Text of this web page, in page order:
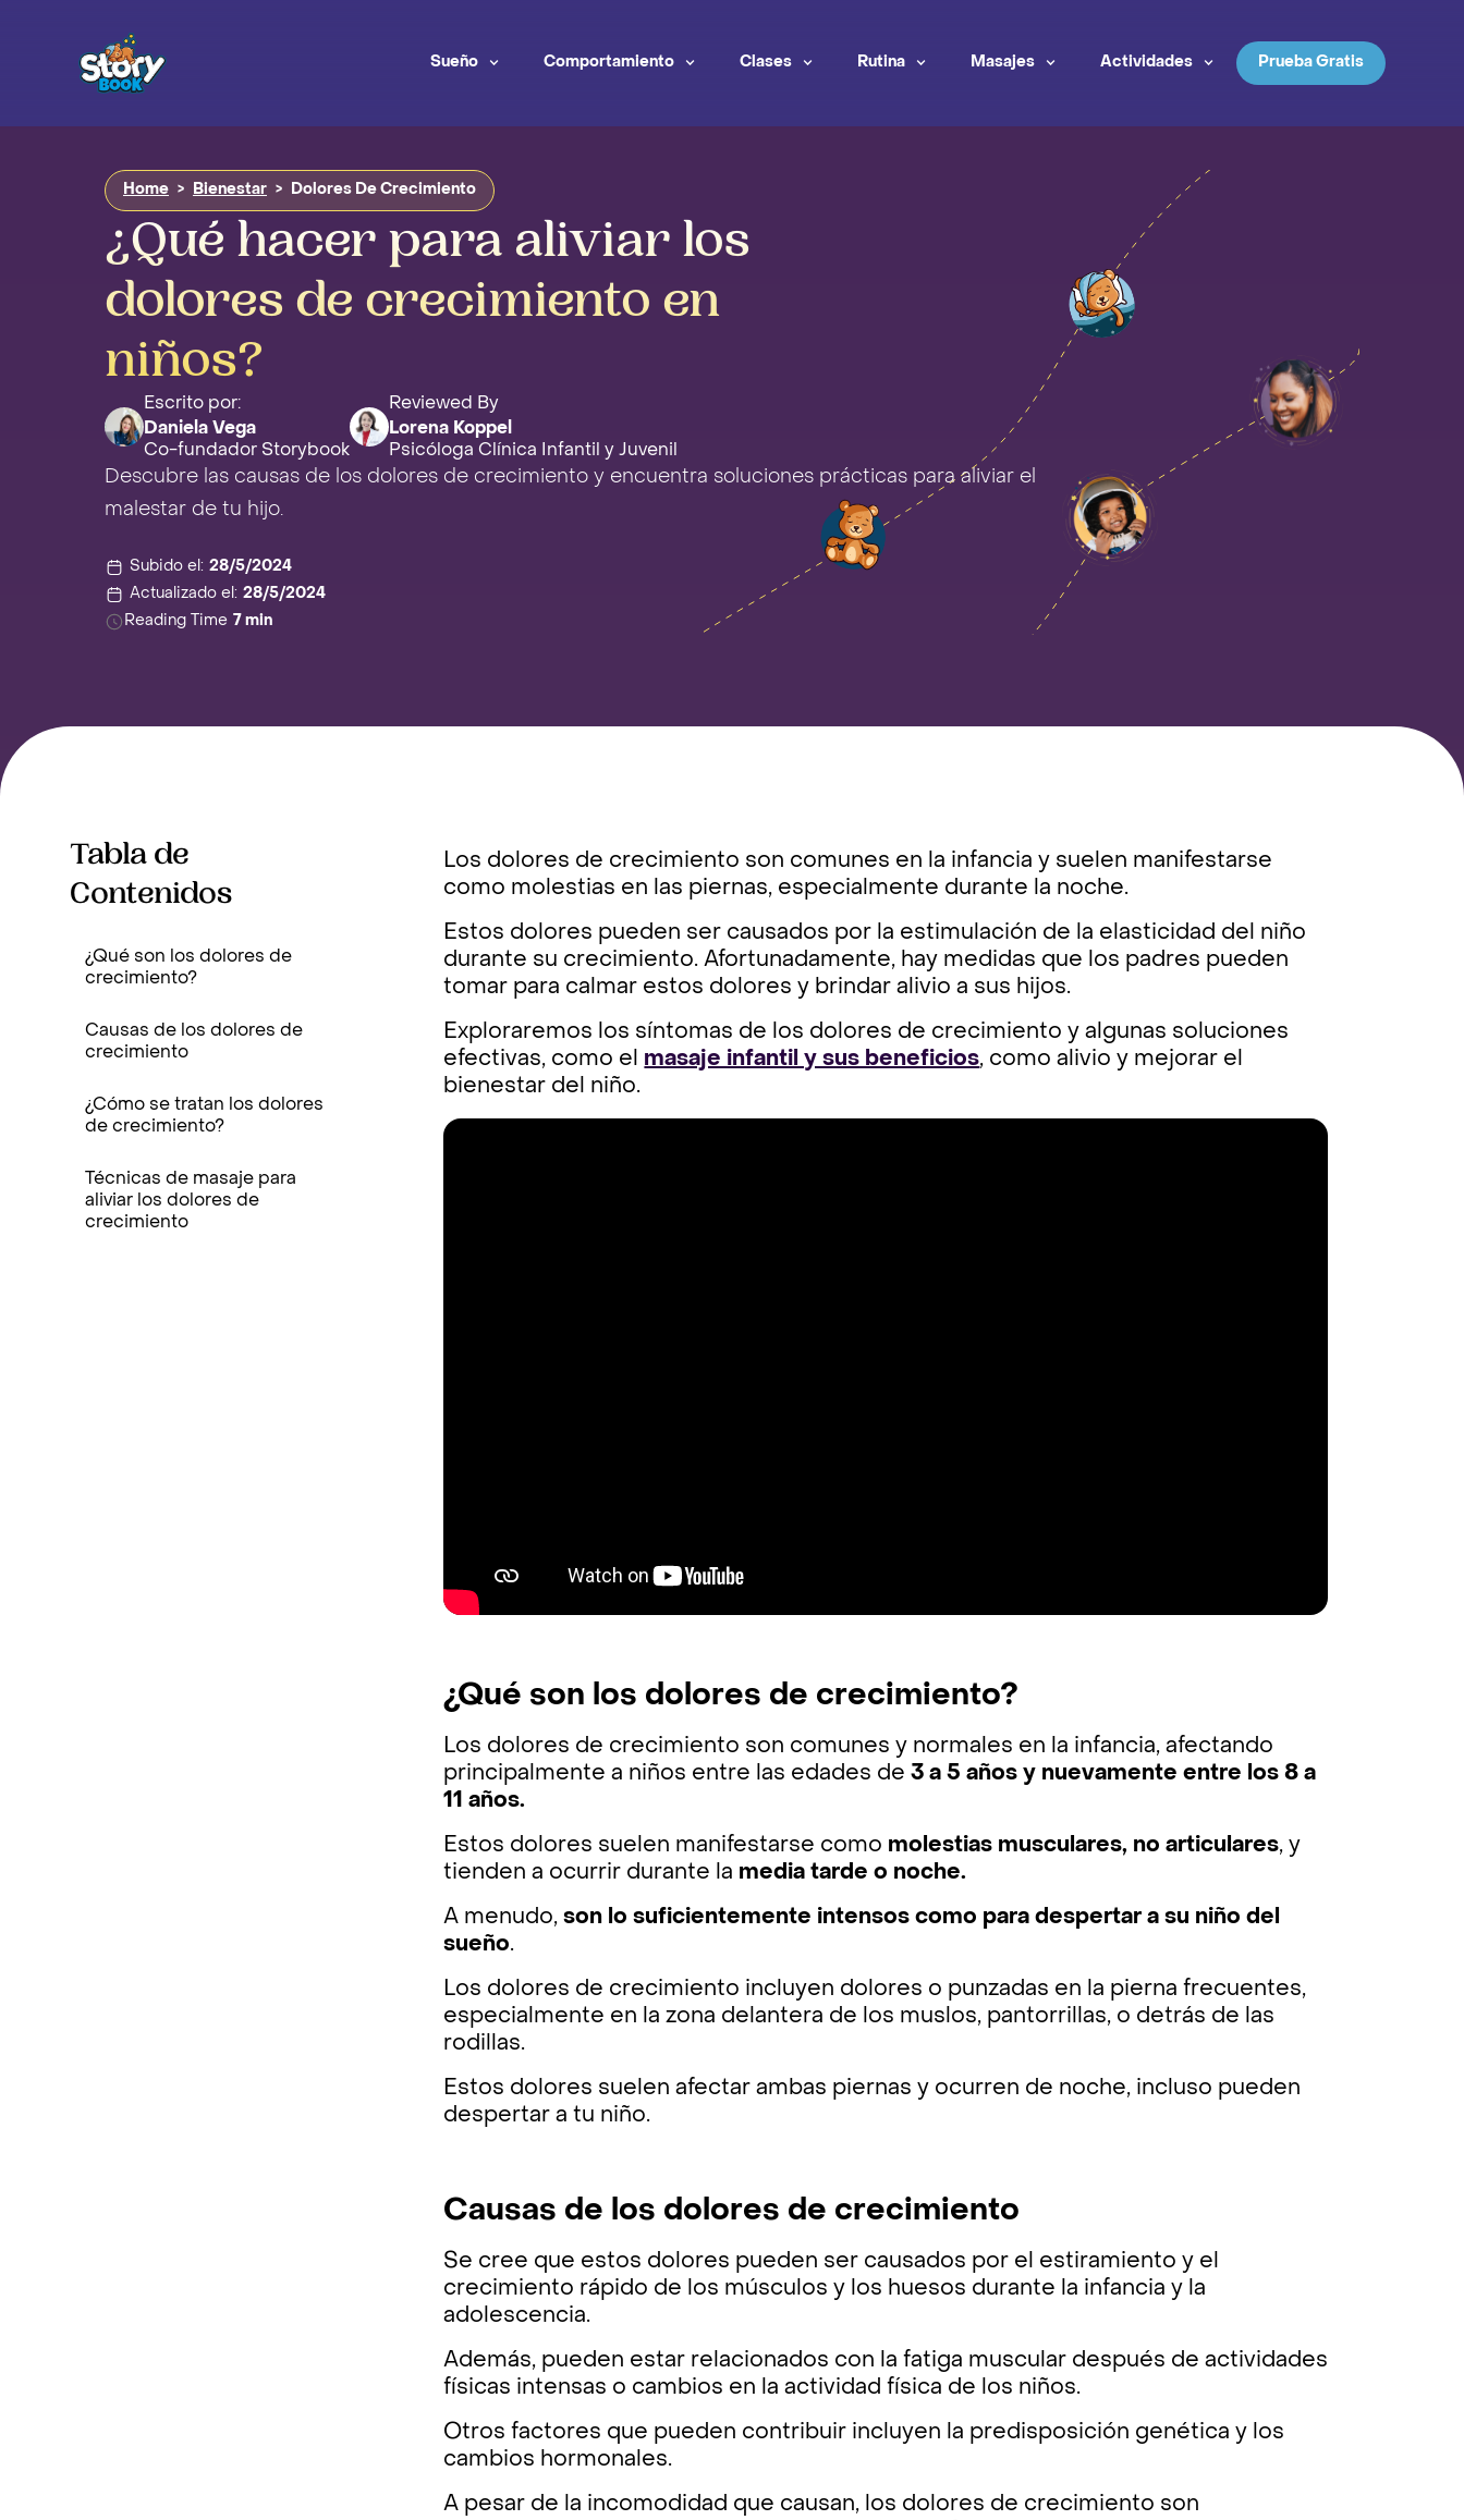
Sueño Comportamiento Clases Rutina Masajes Actividades Prueba Gratis
Home > Bienestar > Dolores De Crecimiento
¿Qué hacer para aliviar los
dolores de crecimiento en
niños?
Escrito por:
Daniela Vega
Co-fundador Storybook
Reviewed By
Lorena Koppel
Psicóloga Clínica Infantil y Juvenil
Descubre las causas de los dolores de crecimiento y encuentra soluciones prácticas para aliviar el
malestar de tu hijo.
Subido el: 28/5/2024
Actualizado el: 28/5/2024
Reading Time 7 min
Tabla de
Contenidos
¿Qué son los dolores de
crecimiento?
Causas de los dolores de
crecimiento
¿Cómo se tratan los dolores
de crecimiento?
Técnicas de masaje para
aliviar los dolores de
crecimiento
Los dolores de crecimiento son comunes en la infancia y suelen manifestarse
como molestias en las piernas, especialmente durante la noche.
Estos dolores pueden ser causados por la estimulación de la elasticidad del niño
durante su crecimiento. Afortunadamente, hay medidas que los padres pueden
tomar para calmar estos dolores y brindar alivio a sus hijos.
Exploraremos los síntomas de los dolores de crecimiento y algunas soluciones
efectivas, como el masaje infantil y sus beneficios, como alivio y mejorar el
bienestar del niño.
¿Qué son los dolores de crecimiento?
Los dolores de crecimiento son comunes y normales en la infancia, afectando
principalmente a niños entre las edades de3 a 5 años y nuevamente entre los 8 a
11 años.
Estos dolores suelen manifestarse como molestias musculares, no articulares, y
tienden a ocurrir durante la media tarde o noche.
A menudo,son lo suficientemente intensos como para despertar a su niño del
sueño.
Los dolores de crecimiento incluyen dolores o punzadas en la pierna frecuentes,
especialmente en la zona delantera de los muslos, pantorrillas, o detrás de las
rodillas.
Estos dolores suelen afectar ambas piernas y ocurren de noche, incluso pueden
despertar a tu niño.
Causas de los dolores de crecimiento
Se cree que estos dolores pueden ser causados por el estiramiento y el
crecimiento rápido de los músculos y los huesos durante la infancia y la
adolescencia.
Además, pueden estar relacionados con la fatiga muscular después de actividades
físicas intensas o cambios en la actividad física de los niños.
Otros factores que pueden contribuir incluyen la predisposición genética y los
cambios hormonales.
A pesar de la incomodidad que causan, los dolores de crecimiento son